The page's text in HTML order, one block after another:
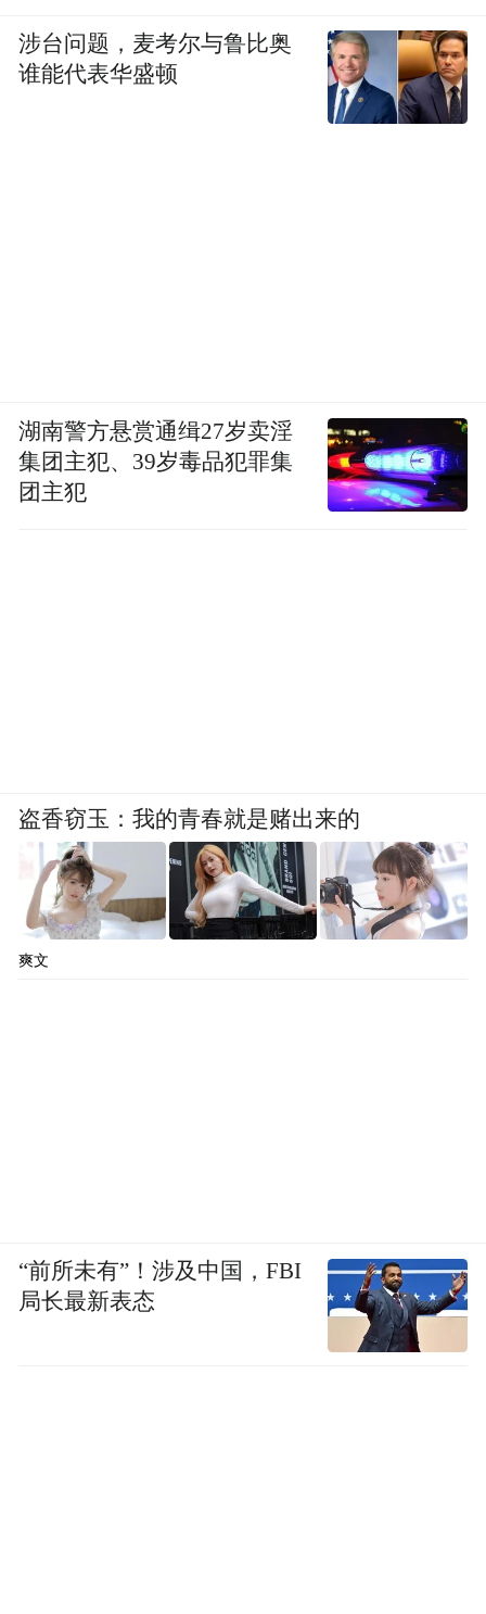
涉台问题，麦考尔与鲁比奥
谁能代表华盛顿
湖南警方悬赏通缉27岁卖淫
集团主犯、39岁毒品犯罪集
团主犯
盗香窃玉：我的青春就是赌出来的
爽文
“前所未有”！涉及中国，FBI
局长最新表态